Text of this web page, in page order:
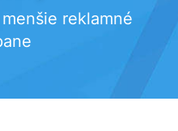
reklamné